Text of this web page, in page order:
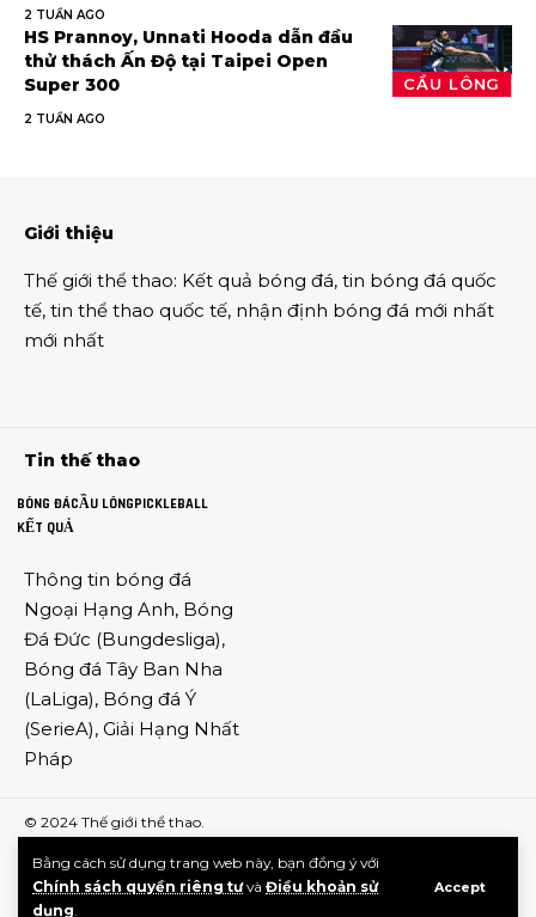
Bằng cách sử dụng trang web này, bạn đồng ý với
Chính sách quyền riêng tưvà Điều khoản sử
dụng.
Accept
2 TUẦN AGO
CẦU LÔNG
HS Prannoy, Unnati Hooda dẫn đầu
thử thách Ấn Độ tại Taipei Open
Super 300
2 TUẦN AGO
Giới thiệu
Thế giới thể thao: Kết quả bóng đá, tin bóng đá quốc
tế, tin thể thao quốc tế, nhận định bóng đá mới nhất
mới nhất
Tin thế thao
BÓNG ĐÁCẦU LÔNGPICKLEBALL
KẾT QUẢ
Thông tin bóng đá
Ngoại Hạng Anh, Bóng
Đá Đức (Bungdesliga),
Bóng đá Tây Ban Nha
(LaLiga), Bóng đá Ý
(SerieA), Giải Hạng Nhất
Pháp
© 2024 Thế giới thể thao.